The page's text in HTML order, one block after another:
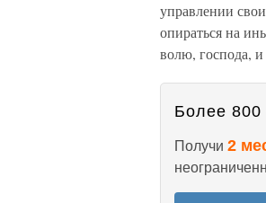
управлении
опираться на
волю, господа,
Более 800
Получи 2